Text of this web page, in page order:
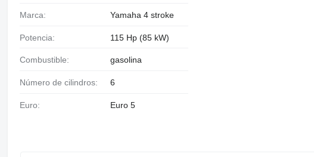
Marca: Yamaha 4 stroke
Potencia: 115 Hp (85 kW)
Combustible: gasolina
Número de cilindros: 6
Euro: Euro 5